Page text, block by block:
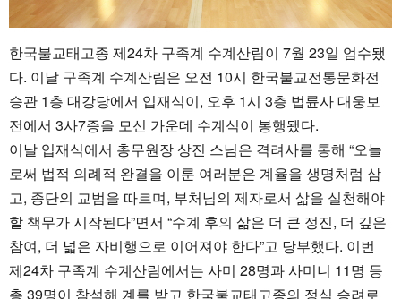
한국불교태고종 제24차 구족계 수계산림이 7월 23일 엄수됐
다. 이날 구족계 수계산림은 오전 10시 한국불교전통문화전
승관 1층 대강당에서 입재식이, 오후 1시 3층 법륜사 대웅보
전에서 3사7증을 모신 가운데 수계식이 봉행됐다.
이날 입재식에서 총무원장 상진 스님은 격려사를 통해 “오늘
로써 법적 의례적 완결을 이룬 여러분은 계율을 생명처럼 삼
고, 종단의 교범을 따르며, 부처님의 제자로서 삶을 실천해야
할 책무가 시작된다”면서 “수계 후의 삶은 더 큰 정진, 더 깊은
참여, 더 넓은 자비행으로 이어져야 한다”고 당부했다. 이번
제24차 구족계 수계산림에서는 사미 28명과 사미니 11명 등
총 39명이 참석해 계를 받고 한국불교태고종의 정식 승려로